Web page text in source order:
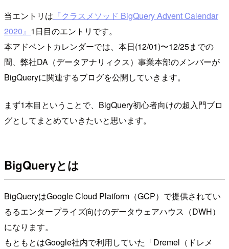
当エントリは 『クラスメソッド BigQuery Advent Calendar
2020』 1日目のエントリです。
本アドベントカレンダーでは、本日(12/01)〜12/25までの
間、弊社DA（データアナリィクス）事業本部のメンバーが
BigQueryに関連するブログを公開していきます。
まず1本目ということで、BigQuery初心者向けの超入門ブロ
グとしてまとめていきたいと思います。
BigQueryとは
BigQueryはGoogle Cloud Platform（GCP）で提供されてい
るるエンタープライズ向けのデータウェアハウス（DWH）
になります。
もともとはGoogle社内で利用していた「Dremel（ドレメ